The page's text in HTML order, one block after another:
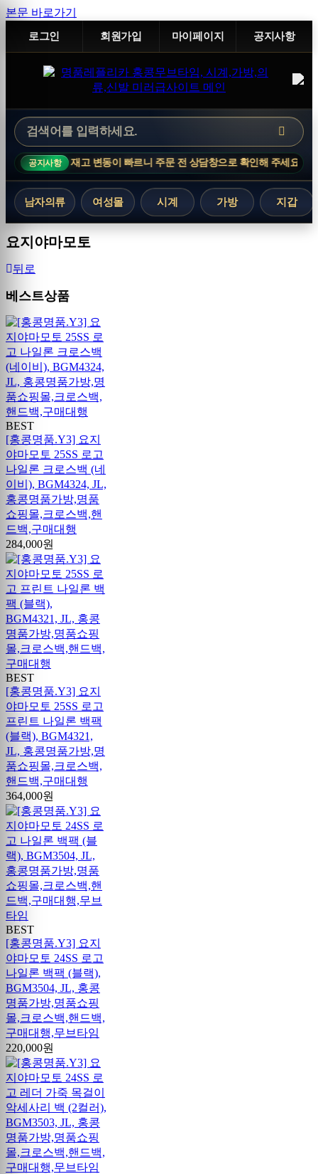
본문 바로가기
로그인 회원가입 마이페이지 공지사항
공지사항
재고 변동이 빠르니 주문 전 상담창으로 확인해 주세요.
남자의류 여성몰 시계 가방 지갑
요지야마모토
뒤로
베스트상품
BEST
[홍콩명품.Y3] 요지
야마모토 25SS 로고
나일론 크로스백 (네
이비), BGM4324, JL,
홍콩명품가방,명품
쇼핑몰,크로스백,핸
드백,구매대행
284,000원
BEST
[홍콩명품.Y3] 요지
야마모토 25SS 로고
프린트 나일론 백팩
(블랙), BGM4321,
JL, 홍콩명품가방,명
품쇼핑몰,크로스백,
핸드백,구매대행
364,000원
BEST
[홍콩명품.Y3] 요지
야마모토 24SS 로고
나일론 백팩 (블랙),
BGM3504, JL, 홍콩
명품가방,명품쇼핑
몰,크로스백,핸드백,
구매대행,무브타임
220,000원